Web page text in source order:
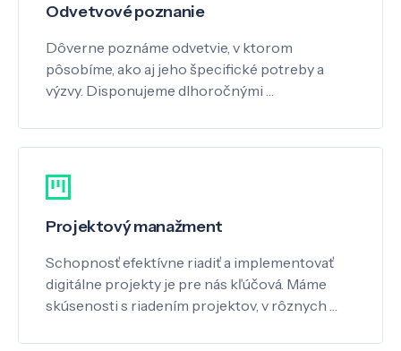
Odvetvové poznanie
Dôverne poznáme odvetvie, v ktorom
pôsobíme, ako aj jeho špecifické potreby a
výzvy. Disponujeme dlhoročnými …
Projektový manažment
Schopnosť efektívne riadiť a implementovať
digitálne projekty je pre nás kľúčová. Máme
skúsenosti s riadením projektov, v rôznych …